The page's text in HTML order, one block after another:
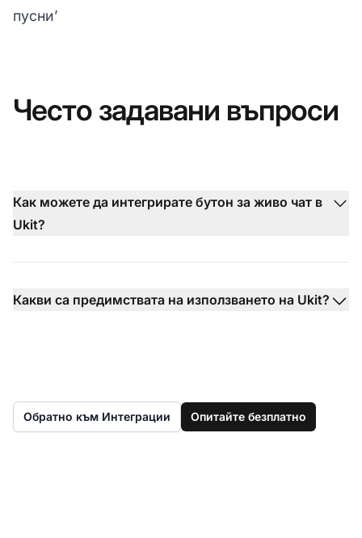
пусни’
Често задавани въпроси
Как можете да интегрирате бутон за живо чат в
Ukit?
Какви са предимствата на използването на Ukit?
Обратно към Интеграции Опитайте безплатно